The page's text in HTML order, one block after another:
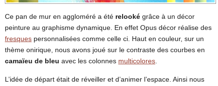
LES FACTICES ALIMENTAIRES
TECHNIQUES ET MATÉRIAUX
Ce pan de mur en aggloméré a été relooké grâce à un décor
peinture au graphisme dynamique. En effet Opus décor réalise des
fresques personnalisées comme celle ci. Haut en couleur, sur un
thème onirique, nous avons joué sur le contraste des courbes en
camaïeu de bleu avec les colonnes multicolores
L’idée de départ était de réveiller et d’animer l’espace. Ainsi nous